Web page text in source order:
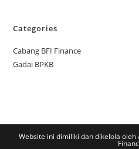
Categories
Cabang BFI Finance
Gadai BPKB
Website ini dimiliki dan dikelola